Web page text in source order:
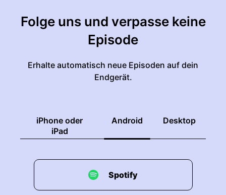
Folge uns und verpasse keine
Episode
Erhalte automatisch neue Episoden auf dein
Endgerät.
iPhone oder
iPad
Android Desktop
Spotify